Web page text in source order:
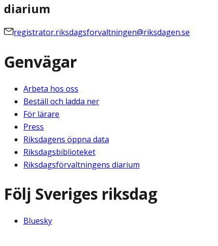
diarium
registrator.riksdagsforvaltningen@riksdagen.se
Genvägar
Arbeta hos oss
Beställ och ladda ner
För lärare
Press
Riksdagens öppna data
Riksdagsbiblioteket
Riksdagsförvaltningens diarium
Följ Sveriges riksdag
Bluesky